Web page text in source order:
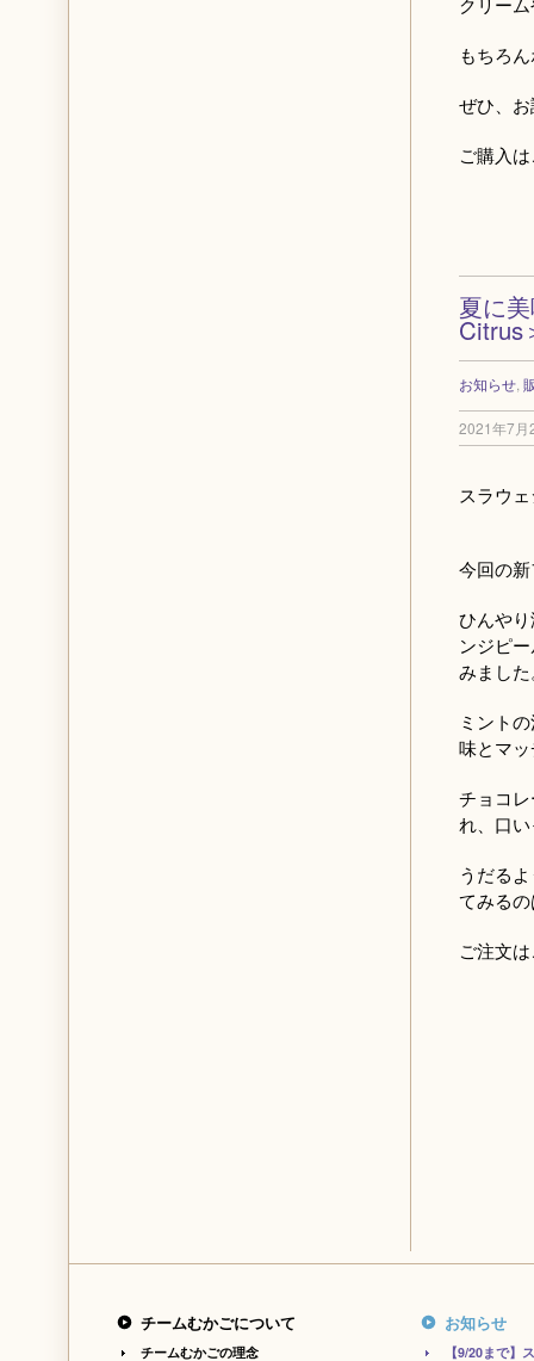
もちろ
ぜひ、
ご購入
夏に
Citrus
お知らせ,
2021年7月
スラウ
今回の
ひんや
ンジピ
みまし
ミント
味とマ
チョコ
れ、口
うだる
てみる
ご注文
チームむかごについて
チームむかごの理念
お知らせ
【9/20まで】